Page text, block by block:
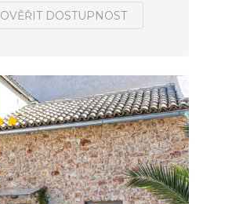
OVĚŘIT DOSTUPNOST